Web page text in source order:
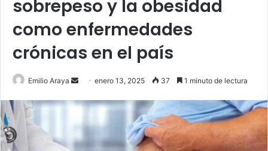
sobrepeso y la obesidad
como enfermedades
crónicas en el país
Emilio Araya
Send
email
enero 13, 2025 37 1 minuto de lectura